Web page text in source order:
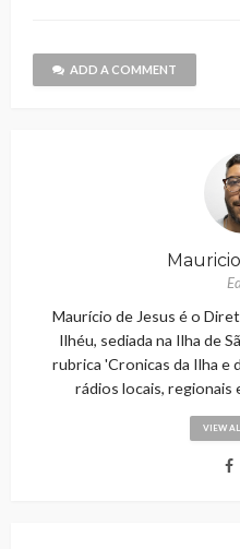
ADD A COMMENT
Maurício de Jesus é o
Ilhéu, sediada na Ilha de
rubrica 'Cronicas da Ilha e
rádios locais, regionais
VIEW